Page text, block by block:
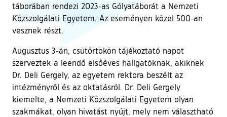
táborában rendezi 2023-as Gólyatáborát a Nemzeti
Közszolgálati Egyetem. Az eseményen közel 500-an
vesznek részt.
Augusztus 3-án, csütörtökön tájékoztató napot
szerveztek a leendő elsőéves hallgatóknak, akiknek
Dr. Deli Gergely, az egyetem rektora beszélt az
intézményről és az oktatásról. Dr. Deli Gergely
kiemelte, a Nemzeti Közszolgálati Egyetem olyan
szakmákat, olyan hivatást nyújt, mely nem választható